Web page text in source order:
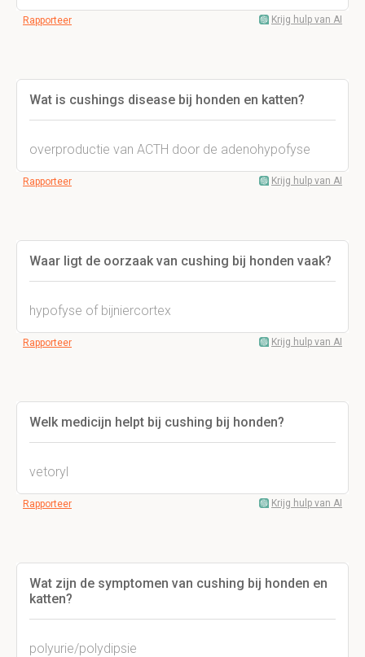
Rapporteer Krijg hulp van AI
Wat is cushings disease bij honden en katten?
overproductie van ACTH door de adenohypofyse
Rapporteer Krijg hulp van AI
Waar ligt de oorzaak van cushing bij honden vaak?
hypofyse of bijniercortex
Rapporteer Krijg hulp van AI
Welk medicijn helpt bij cushing bij honden?
vetoryl
Rapporteer Krijg hulp van AI
Wat zijn de symptomen van cushing bij honden en
katten?
polyurie/polydipsie